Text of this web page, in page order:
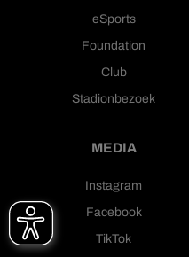
eSports
Foundation
Club
Stadionbezoek
MEDIA
Instagram
Facebook
TikTok